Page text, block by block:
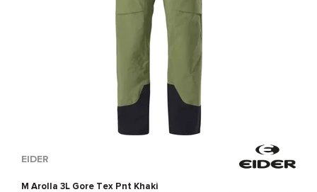
EIDER
M Arolla 3L Gore Tex Pnt Khaki